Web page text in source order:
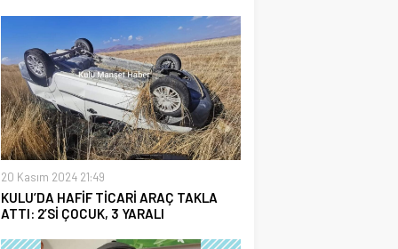
20 Kasım 2024 21:49
KULU’DA HAFİF TİCARİ ARAÇ TAKLA
ATTI: 2’Sİ ÇOCUK, 3 YARALI